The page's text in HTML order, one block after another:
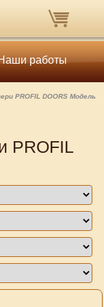
работы
PROFIL DOORS Модель
PROFIL